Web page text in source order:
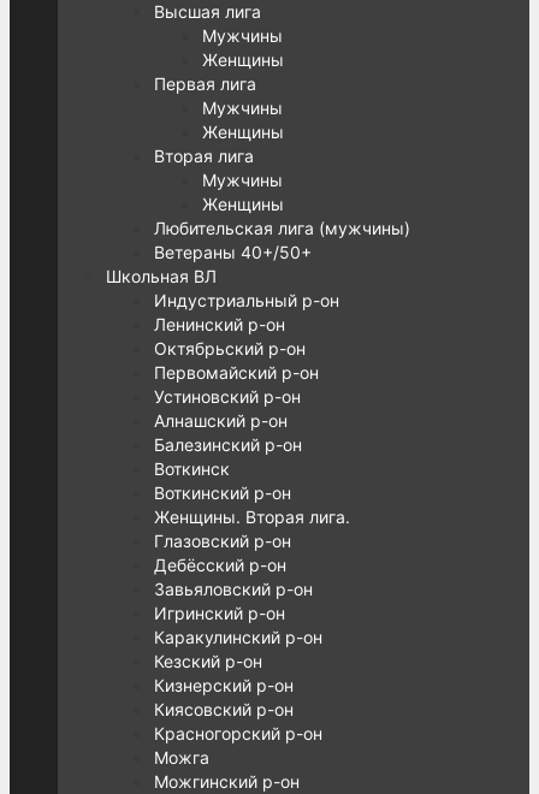
Высшая лига
Мужчины
Женщины
Первая лига
Мужчины
Женщины
Вторая лига
Мужчины
Женщины
Любительская лига (мужчины)
Ветераны 40+/50+
Школьная ВЛ
Индустриальный р-он
Ленинский р-он
Октябрьский р-он
Первомайский р-он
Устиновский р-он
Алнашский р-он
Балезинский р-он
Воткинск
Воткинский р-он
Женщины. Вторая лига.
Глазовский р-он
Дебёсский р-он
Завьяловский р-он
Игринский р-он
Каракулинский р-он
Кезский р-он
Кизнерский р-он
Киясовский р-он
Красногорский р-он
Можга
Можгинский р-он